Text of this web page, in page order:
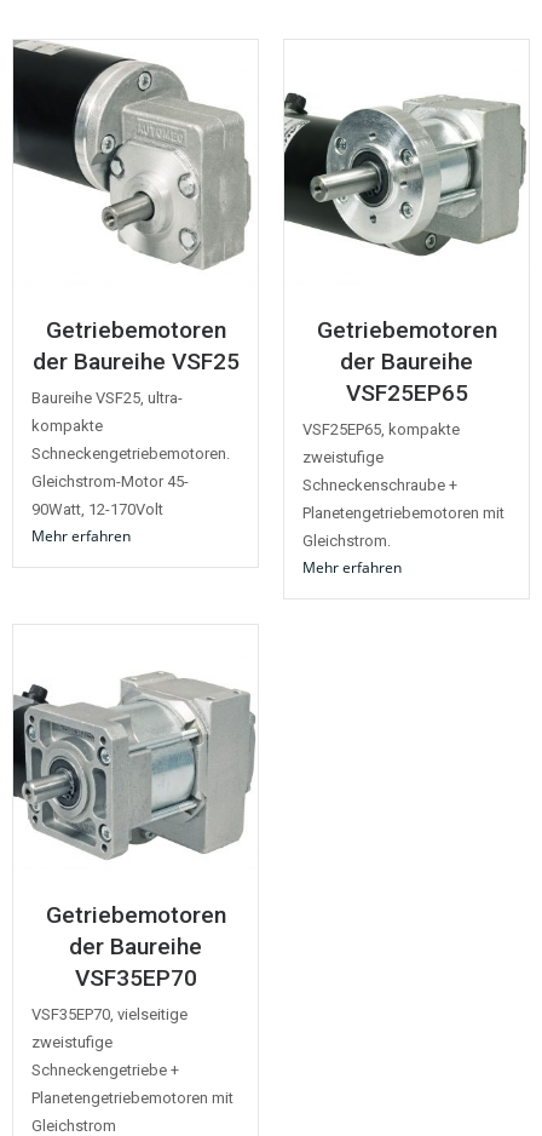
Getriebemotoren
der Baureihe VSF25
Baureihe VSF25, ultra-
kompakte
Schneckengetriebemotoren.
Gleichstrom-Motor 45-
90Watt, 12-170Volt
Mehr erfahren
Getriebemotoren
der Baureihe
VSF25EP65
VSF25EP65, kompakte
zweistufige
Schneckenschraube +
Planetengetriebemotoren mit
Gleichstrom.
Mehr erfahren
Getriebemotoren
der Baureihe
VSF35EP70
VSF35EP70, vielseitige
zweistufige
Schneckengetriebe +
Planetengetriebemotoren mit
Gleichstrom